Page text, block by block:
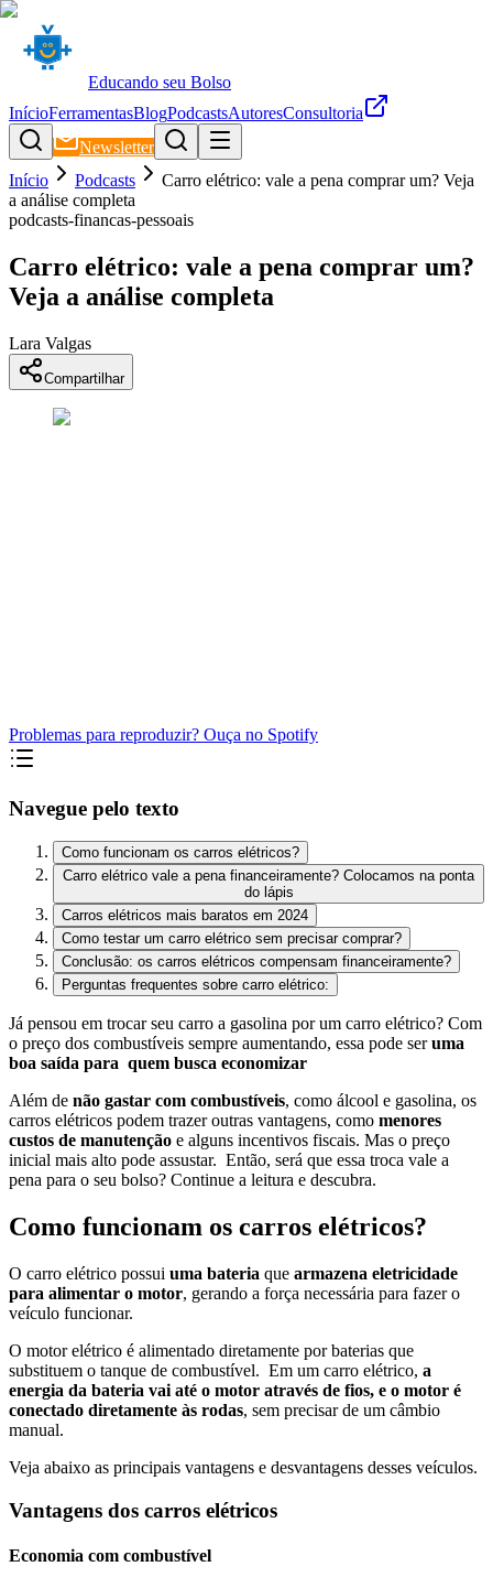
Educando seu Bolso
InícioFerramentasBlogPodcastsAutoresConsultoria
Newsletter
Início
Podcasts
Carro elétrico: vale a pena comprar um? Veja
a análise completa
podcasts-financas-pessoais
Carro elétrico: vale a pena comprar um?
Veja a análise completa
Lara Valgas
Compartilhar
Problemas para reproduzir? Ouça no Spotify
Navegue pelo texto
Como funcionam os carros elétricos?
Carro elétrico vale a pena financeiramente? Colocamos na ponta
do lápis
Carros elétricos mais baratos em 2024
Como testar um carro elétrico sem precisar comprar?
Conclusão: os carros elétricos compensam financeiramente?
Perguntas frequentes sobre carro elétrico:
Já pensou em trocar seu carro a gasolina por um carro elétrico? Com
o preço dos combustíveis sempre aumentando, essa pode seruma
boa saída para quem busca economizar
Além de não gastar com combustíveis, como álcool e gasolina, os
carros elétricos podem trazer outras vantagens, como menores
custos de manutenção e alguns incentivos fiscais. Mas o preço
inicial mais alto pode assustar. Então, será que essa troca vale a
pena para o seu bolso? Continue a leitura e descubra.
Como funcionam os carros elétricos?
O carro elétrico possui uma bateria que armazena eletricidade
para alimentar o motor, gerando a força necessária para fazer o
veículo funcionar.
O motor elétrico é alimentado diretamente por baterias que
substituem o tanque de combustível. Em um carro elétrico, a
energia da bateria vai até o motor através de fios, e o motor é
conectado diretamente às rodas, sem precisar de um câmbio
manual.
Veja abaixo as principais vantagens e desvantagens desses veículos.
Vantagens dos carros elétricos
Economia com combustível